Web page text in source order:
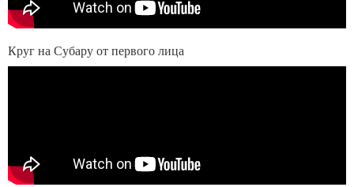
Круг на Субару от первого лица